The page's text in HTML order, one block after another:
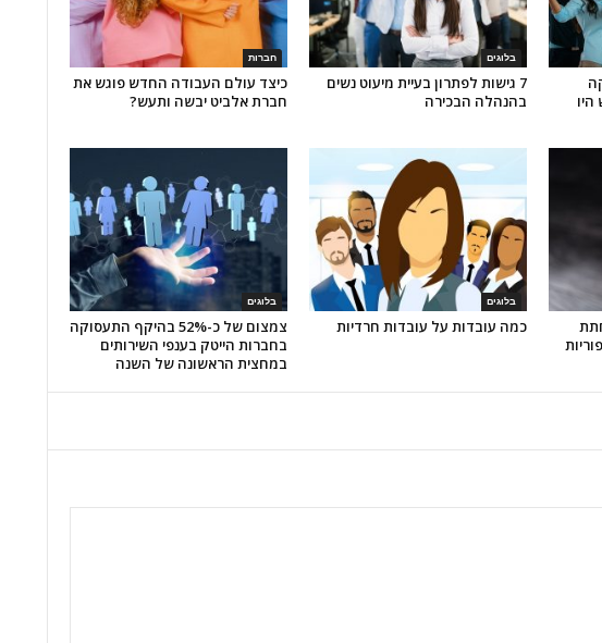
חברות
כיצד עולם העבודה החדש פוגש את
חברת אלביט יבשה ותעש?
בלוגים
7 גישות לפתרון בעיית מיעוט נשים
בהנהלה הבכירה
איש היו
בלוגים
צמצום של כ-52% בהיקף התעסוקה
בחברות הייטק בענפי השירותים
במחצית הראשונה של השנה
בלוגים
כמה עובדות על עובדות חרדיות